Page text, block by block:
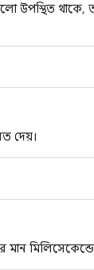
উপস্থিত থাকে,
দেয়।